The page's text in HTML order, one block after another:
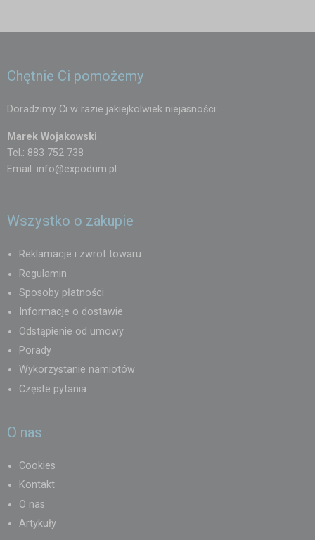
Chętnie Ci pomożemy
Doradzimy Ci w razie jakiejkolwiek niejasności:
Marek Wojakowski
Tel.: 883 752 738
Email: info@expodum.pl
Wszystko o zakupie
Reklamacje i zwrot towaru
Regulamin
Sposoby płatności
Informacje o dostawie
Odstąpienie od umowy
Porady
Wykorzystanie namiotów
Częste pytania
O nas
Cookies
Kontakt
O nas
Artykuły